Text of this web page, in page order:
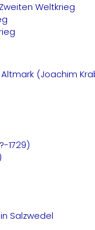
Weltkrieg
(Joachim
1729)
Salzwedel